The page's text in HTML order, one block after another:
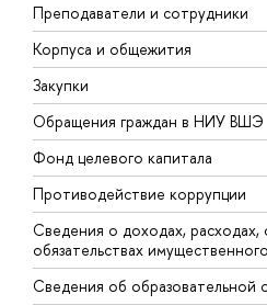
Преподаватели и сотрудники
Корпуса и общежития
Закупки
Обращения граждан в НИУ ВШЭ
Фонд целевого капитала
Противодействие коррупции
Сведения о доходах,
обязательствах
Сведения об образовательной